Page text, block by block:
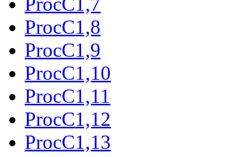
ProcC1,8
ProcC1,9
ProcC1,10
ProcC1,11
ProcC1,12
ProcC1,13